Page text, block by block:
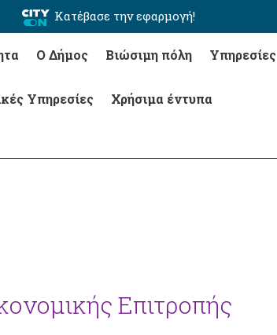
Κατέβασε την εφαρμογή!
Ο Δήμος Βιώσιμη πόλη Υπηρεσίες
Υπηρεσίες Χρήσιμα έντυπα
Επιτροπής